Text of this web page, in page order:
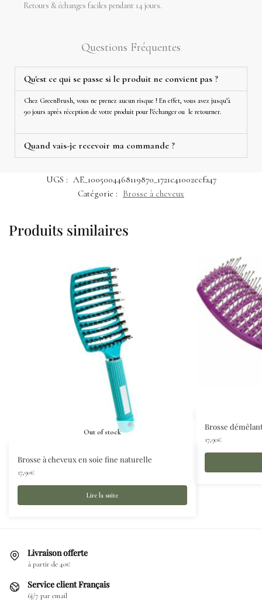
Retours & échanges faciles pendant 14 jours.
Questions Fréquentes
Qu'est ce qui se passe si le produit ne convient pas ?
Chez GreenBrush, vous ne prenez aucun risque ! En effet, vous avez jusqu’à
90 jours après réception de votre produit pour l’échanger ou le retourner.
Quand vais-je recevoir ma commande ?
UGS : AE_1005004468119870_1721c41002ecfa47
Catégorie :
Brosse à cheveux
Produits similaires
Out of stock
Brosse à cheveux en soie fine naturelle
17,90€
Lire la suite
Brosse
17,90€
Livraison offerte
à partir de 40€
Service client Français
6j/7 par email